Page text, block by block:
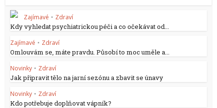
Zajímavé • Zdraví
Kdy vyhledat psychiatrickou péči a co očekávat od...
Zajímavé • Zdraví
Omlouvám se, máte pravdu. Působí to moc uměle a...
Novinky • Zdraví
Jak připravit tělo na jarní sezónu a zbavit se únavy
Novinky • Zdraví
Kdo potřebuje doplňovat vápník?